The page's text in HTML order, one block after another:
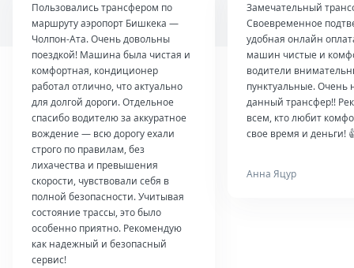
Пользовались трансфером по
маршруту аэропорт Бишкека —
Чолпон-Ата. Очень довольны
поездкой! Машина была чистая и
комфортная, кондиционер
работал отлично, что актуально
для долгой дороги. Отдельное
спасибо водителю за аккуратное
вождение — всю дорогу ехали
строго по правилам, без
лихачества и превышения
скорости, чувствовали себя в
полной безопасности. Учитывая
состояние трассы, это было
особенно приятно. Рекомендую
как надежный и безопасный
сервис!
Замечательный
Своевременное
удобная онлайн
машин чистые и
водители
пунктуальные. Очень
данный трансфер!!
всем, кто любит
свое время и деньги!
Анна Яцур